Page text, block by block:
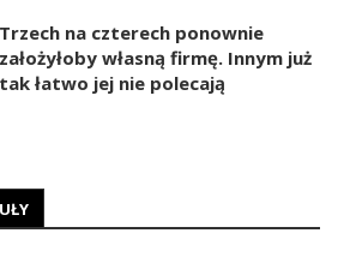
Trzech na czterech ponownie
założyłoby własną firmę. Innym już
tak łatwo jej nie polecają